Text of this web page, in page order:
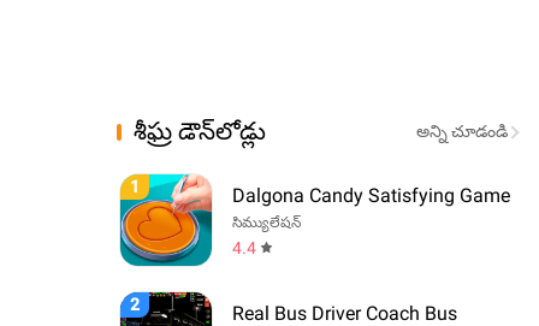
శీఘ్ర డౌన్‌లోడ్లు అన్ని చూడండి
1 Dalgona Candy Satisfying Game
సిమ్యులేషన్
4.4
2 Real Bus Driver Coach Bus